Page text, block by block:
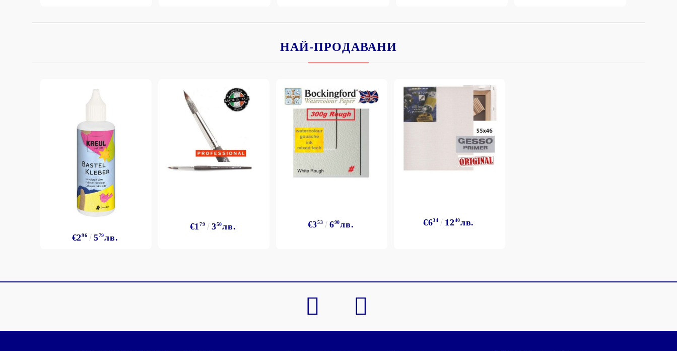
BG EN
НАЙ-ПРОДАВАНИ
€296 579лв.
€179 350лв. €353 690лв. €634 1240лв.